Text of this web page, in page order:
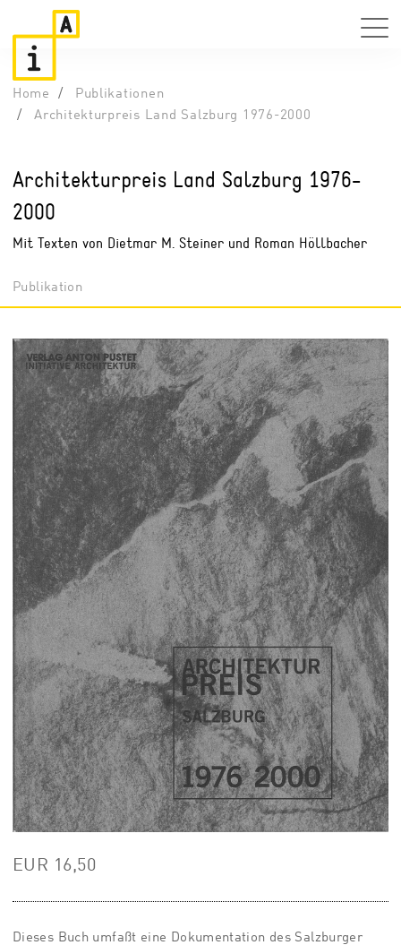
Home
Publikationen
Architekturpreis Land Salzburg 1976-2000
Architekturpreis Land Salzburg 1976-
2000
Mit Texten von Dietmar M. Steiner und Roman Höllbacher
Publikation
EUR 16,50
Dieses Buch umfaßt eine Dokumentation des Salzburger